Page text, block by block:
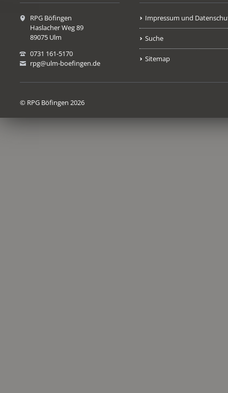
RPG Böfingen
Haslacher Weg 89
89075 Ulm
0731 161-5170
rpg@ulm-boefingen.de
Impressum und
Suche
Sitemap
© RPG Böfingen 2026